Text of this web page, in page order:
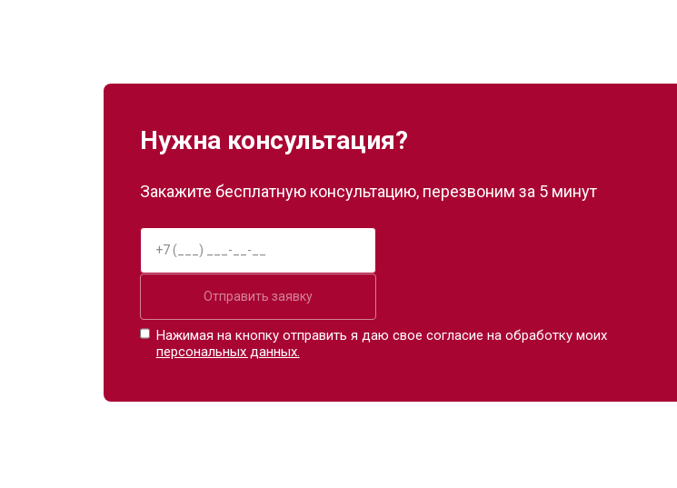
Нужна консультация?
Закажите бесплатную консультацию, перезвоним за 5 минут
Отправить заявку
Нажимая на кнопку отправить я даю свое согласие на обработку моих
персональных данных.